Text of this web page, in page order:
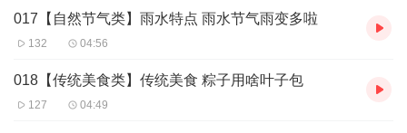
017【自然节气类】雨水特点 雨水节气雨变多啦
132 04:56
018【传统美食类】传统美食 粽子用啥叶子包
127 04:49